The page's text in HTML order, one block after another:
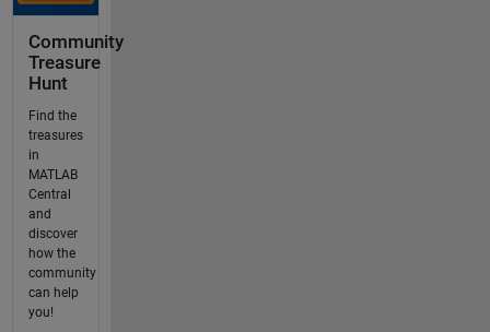
Community
Treasure
Hunt
Find the
treasures
in
MATLAB
Central
and
discover
how the
community
can help
you!